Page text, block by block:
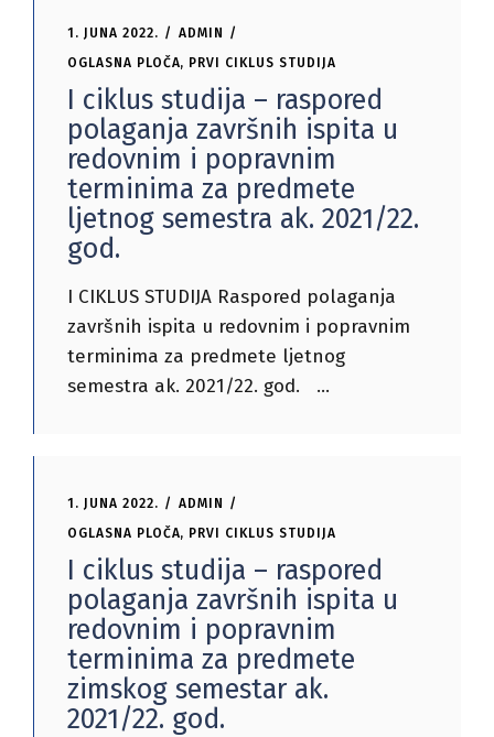
1. JUNA 2022.
ADMIN
OGLASNA PLOČA, PRVI CIKLUS STUDIJA
I ciklus studija – raspored
polaganja završnih ispita u
redovnim i popravnim
terminima za predmete
ljetnog semestra ak. 2021/22.
god.
I CIKLUS STUDIJA Raspored polaganja
završnih ispita u redovnim i popravnim
terminima za predmete ljetnog
semestra ak. 2021/22. god.
1. JUNA 2022.
ADMIN
OGLASNA PLOČA, PRVI CIKLUS STUDIJA
I ciklus studija – raspored
polaganja završnih ispita u
redovnim i popravnim
terminima za predmete
zimskog semestar ak.
2021/22. god.